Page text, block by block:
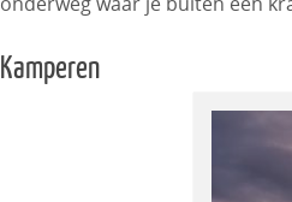
Kamperen